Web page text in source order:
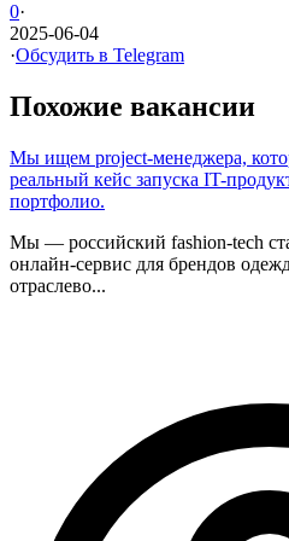
0·
2025-06-04
·Обсудить в Telegram
Похожие вакансии
Мы ищем project-менеджера,
реальный кейс запуска IT-
портфолио.
Мы — российский fashion-tech
онлайн-сервис для брендов
отраслево...